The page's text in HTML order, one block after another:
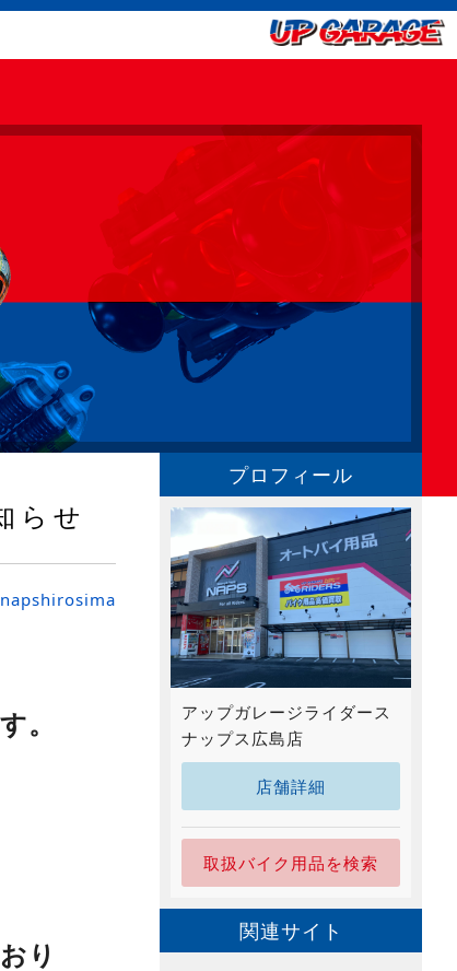
らせ
napshirosima
。
り
プロフィール
アップガレージライダース
ナップス広島店
店舗詳細
取扱バイク用品を検索
関連サイト